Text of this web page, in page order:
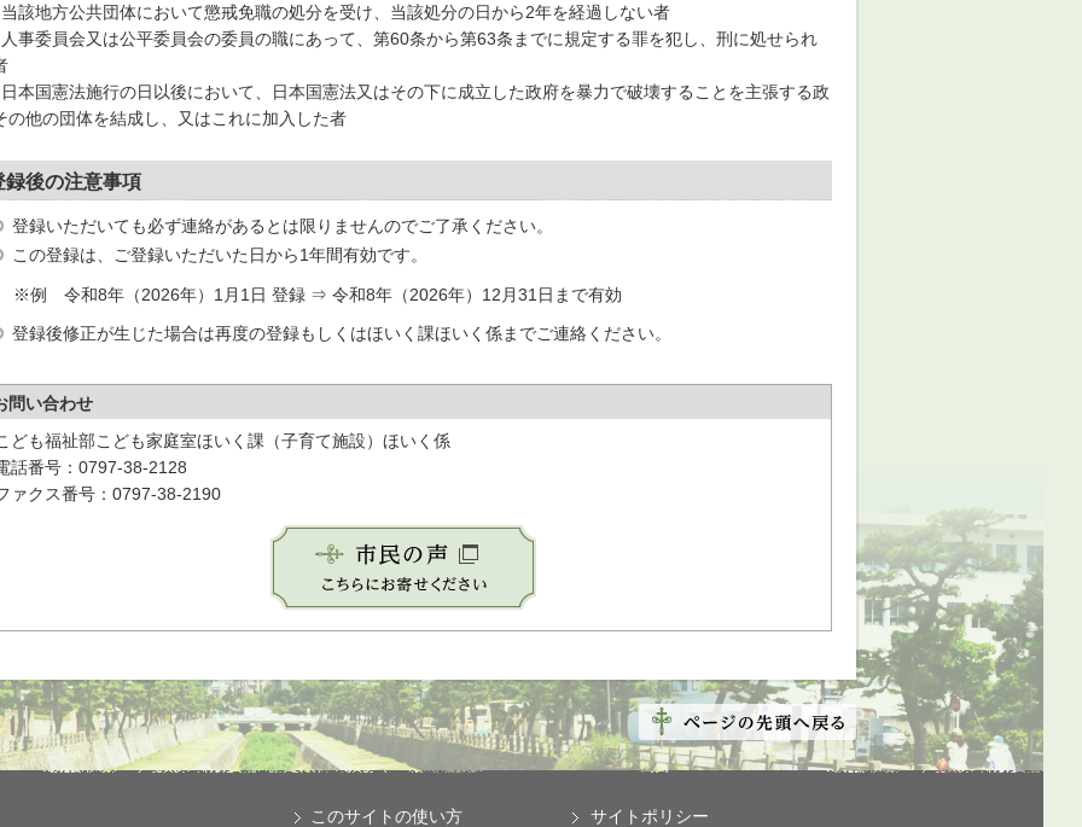
該地方公共団体において懲戒免職の処分を受け、当該処分の日から2年を経過しない者
事委員会又は公平委員会の委員の職にあって、第60条から第63条までに規定する罪を犯し、刑に処せられ
本国憲法施行の日以後において、日本国憲法又はその下に成立した政府を暴力で破壊することを主張する政
の他の団体を結成し、又はこれに加入した者
録後の注意事項
登録いただいても必ず連絡があるとは限りませんのでご了承ください。
この登録は、ご登録いただいた日から1年間有効です。
令和8年（2026年）1月1日 登録 ⇒ 令和8年（2026年）12月31日まで有効
登録後修正が生じた場合は再度の登録もしくはほいく課ほいく係までご連絡ください。
問い合わせ
ども福祉部こども家庭室ほいく課（子育て施設）ほいく係
話番号：0797-38-2128
ァクス番号：0797-38-2190
このサイトの使い方 サイトポリシー